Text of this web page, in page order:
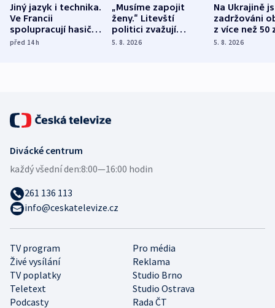
Jiný jazyk i technika.
Ve Francii
spolupracují hasiči z
různých zemí
před 14h
„Musíme zapojit
ženy.“ Litevští
politici zvažují
dohodu o
5. 8. 2026
Na Ukrajině
zadržováni
z více než 50
Bojovali na
5. 8. 2026
TV program
Pro média
Živé vysílání
Reklama
TV poplatky
Studio Brno
Teletext
Studio Ostrava
Podcasty
Rada ČT
Divácké centrum
každý všední den:8:00—16:00 hodin
261 136 113
info@ceskatelevize.cz